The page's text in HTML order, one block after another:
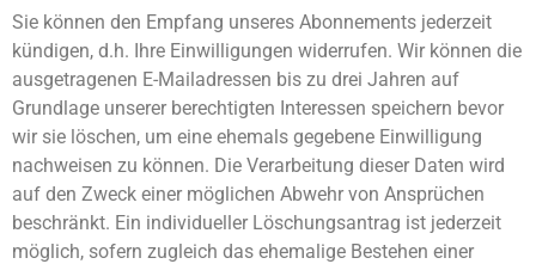
Sie können den Empfang unseres Abonnements jederzeit
kündigen, d.h. Ihre Einwilligungen widerrufen. Wir können die
ausgetragenen E-Mailadressen bis zu drei Jahren auf
Grundlage unserer berechtigten Interessen speichern bevor
wir sie löschen, um eine ehemals gegebene Einwilligung
nachweisen zu können. Die Verarbeitung dieser Daten wird
auf den Zweck einer möglichen Abwehr von Ansprüchen
beschränkt. Ein individueller Löschungsantrag ist jederzeit
möglich, sofern zugleich das ehemalige Bestehen einer